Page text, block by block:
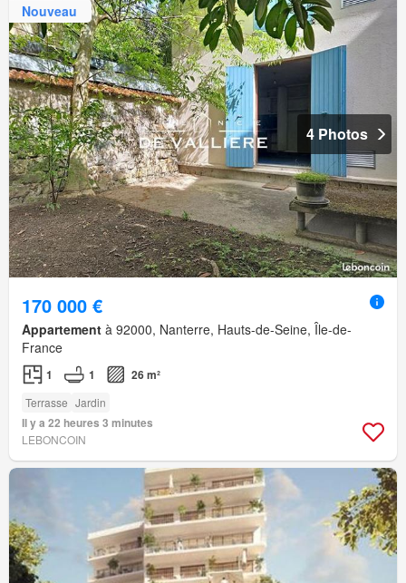
Nouveau
4 Photos
170 000 €
Appartement à 92000, Nanterre, Hauts-de-Seine, Île-de-
France
1 1 26 m²
Terrasse Jardin
Il y a 22 heures 3 minutes
LEBONCOIN